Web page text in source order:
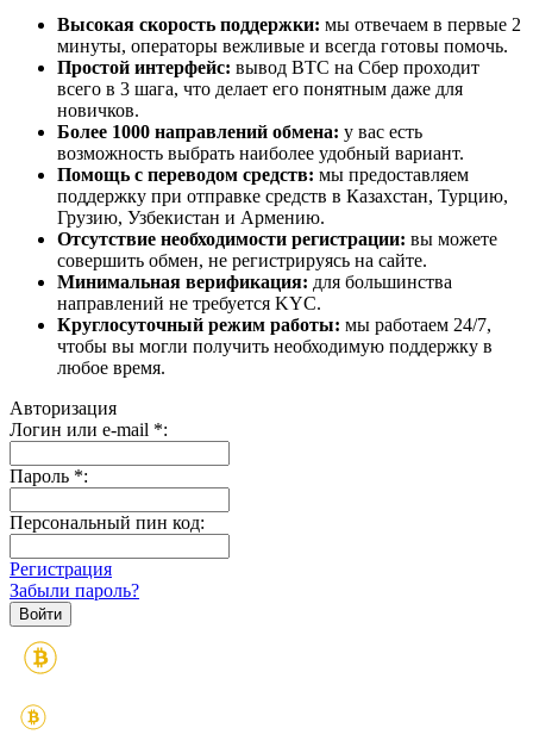
Высокая скорость поддержки: мы отвечаем в первые 2
минуты, операторы вежливые и всегда готовы помочь.
Простой интерфейс: вывод BTC на Сбер проходит
всего в 3 шага, что делает его понятным даже для
новичков.
Более 1000 направлений обмена: у вас есть
возможность выбрать наиболее удобный вариант.
Помощь с переводом средств: мы предоставляем
поддержку при отправке средств в Казахстан, Турцию,
Грузию, Узбекистан и Армению.
Отсутствие необходимости регистрации: вы можете
совершить обмен, не регистрируясь на сайте.
Минимальная верификация: для большинства
направлений не требуется KYC.
Круглосуточный режим работы: мы работаем 24/7,
чтобы вы могли получить необходимую поддержку в
любое время.
Авторизация
Логин или e-mail *:
Пароль *:
Персональный пин код:
Регистрация
Забыли пароль?